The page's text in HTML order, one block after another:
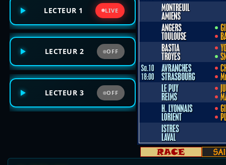
LECTEUR 1 LIVE
LECTEUR 2 OFF
LECTEUR 3 OFF